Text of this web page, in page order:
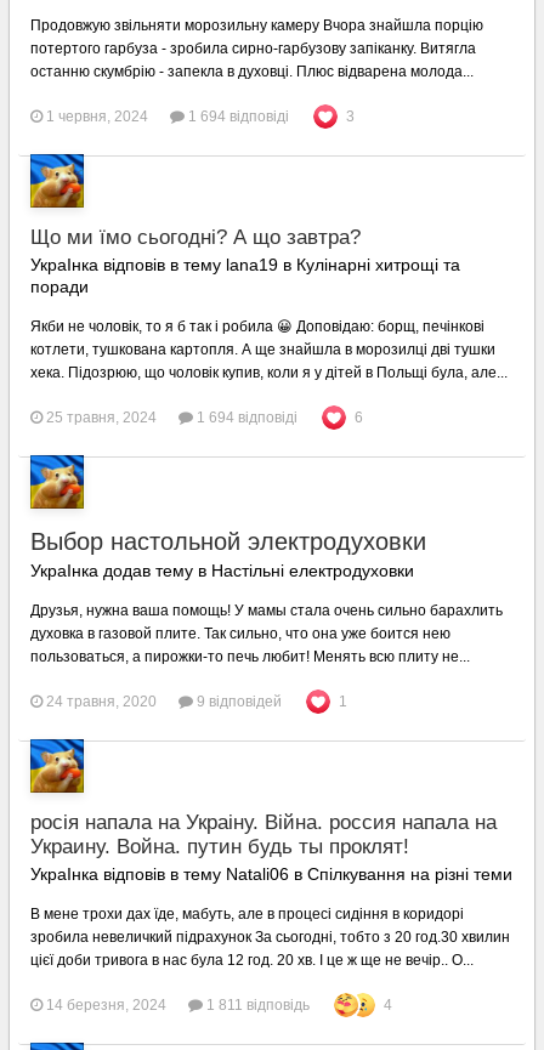
Продовжую звільняти морозильну камеру Вчора знайшла порцію
потертого гарбуза - зробила сирно-гарбузову запіканку. Витягла
останню скумбрію - запекла в духовці. Плюс відварена молода...
1 червня, 2024 1 694 відповіді 3
Що ми їмо сьогодні? А що завтра?
УкраІнка відповів в тему lana19 в Кулінарні хитрощі та
поради
Якби не чоловік, то я б так і робила 😀 Доповідаю: борщ, печінкові
котлети, тушкована картопля. А ще знайшла в морозилці дві тушки
хека. Підозрюю, що чоловік купив, коли я у дітей в Польщі була, але...
25 травня, 2024 1 694 відповіді 6
Выбор настольной электродуховки
УкраІнка додав тему в Настільні електродуховки
Друзья, нужна ваша помощь! У мамы стала очень сильно барахлить
духовка в газовой плите. Так сильно, что она уже боится нею
пользоваться, а пирожки-то печь любит! Менять всю плиту не...
24 травня, 2020 9 відповідей 1
росія напала на Украіну. Війна. россия напала на
Украину. Война. путин будь ты проклят!
УкраІнка відповів в тему Natali06 в Спілкування на різні теми
В мене трохи дах їде, мабуть, але в процесі сидіння в коридорі
зробила невеличкий підрахунок За сьогодні, тобто з 20 год.30 хвилин
цієї доби тривога в нас була 12 год. 20 хв. І це ж ще не вечір.. О...
14 березня, 2024 1 811 відповідь 4